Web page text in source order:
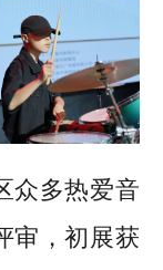
众多热爱音
审，初展获